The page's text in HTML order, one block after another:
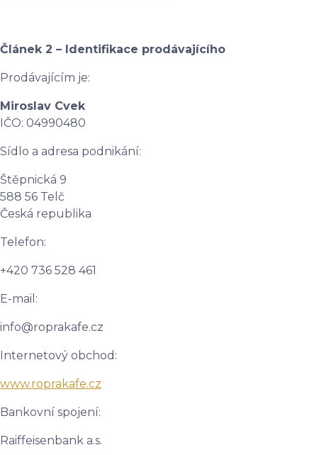
Článek 2 – Identifikace prodávajícího
Prodávajícím je:
Miroslav Cvek
IČO: 04990480
Sídlo a adresa podnikání:
Štěpnická 9
588 56 Telč
Česká republika
Telefon:
+420 736 528 461
E-mail:
info@roprakafe.cz
Internetový obchod:
www.roprakafe.cz
Bankovní spojení:
Raiffeisenbank a.s.